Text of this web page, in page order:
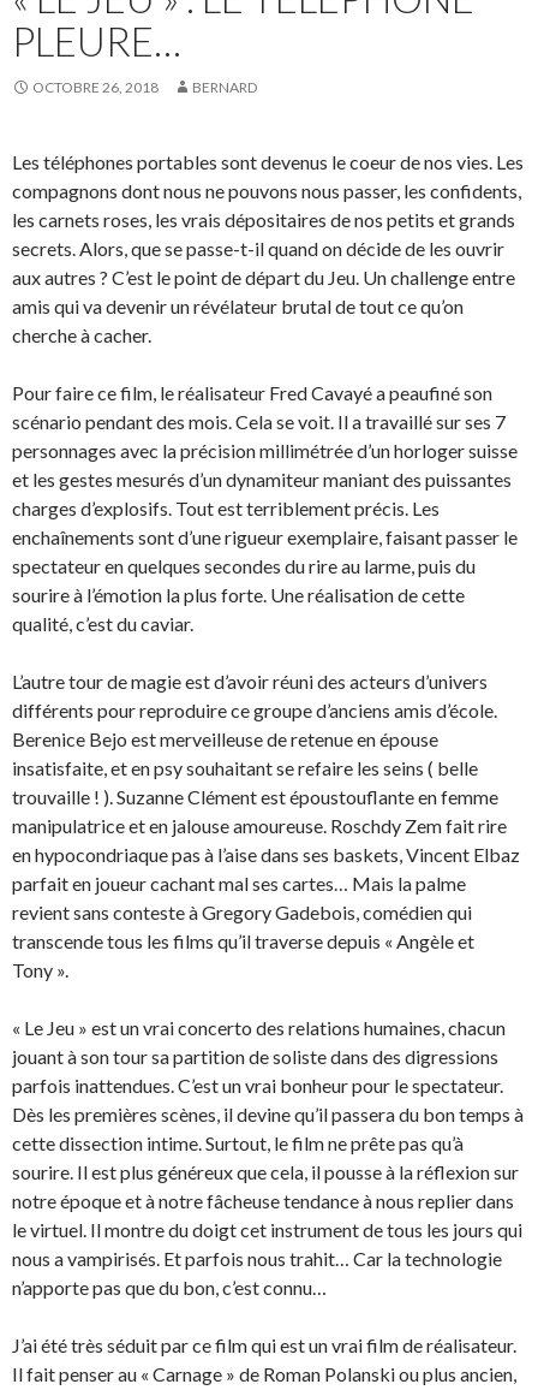
PLEURE…
OCTOBRE 26, 2018 BERNARD
Les téléphones portables sont devenus le coeur de nos vies. Les
compagnons dont nous ne pouvons nous passer, les confidents,
les carnets roses, les vrais dépositaires de nos petits et grands
secrets. Alors, que se passe-t-il quand on décide de les ouvrir
aux autres ? C’est le point de départ du Jeu. Un challenge entre
amis qui va devenir un révélateur brutal de tout ce qu’on
cherche à cacher.
Pour faire ce film, le réalisateur Fred Cavayé a peaufiné son
scénario pendant des mois. Cela se voit. Il a travaillé sur ses 7
personnages avec la précision millimétrée d’un horloger suisse
et les gestes mesurés d’un dynamiteur maniant des puissantes
charges d’explosifs. Tout est terriblement précis. Les
enchaînements sont d’une rigueur exemplaire, faisant passer le
spectateur en quelques secondes du rire au larme, puis du
sourire à l’émotion la plus forte. Une réalisation de cette
qualité, c’est du caviar.
L’autre tour de magie est d’avoir réuni des acteurs d’univers
différents pour reproduire ce groupe d’anciens amis d’école.
Berenice Bejo est merveilleuse de retenue en épouse
insatisfaite, et en psy souhaitant se refaire les seins ( belle
trouvaille ! ). Suzanne Clément est époustouflante en femme
manipulatrice et en jalouse amoureuse. Roschdy Zem fait rire
en hypocondriaque pas à l’aise dans ses baskets, Vincent Elbaz
parfait en joueur cachant mal ses cartes… Mais la palme
revient sans conteste à Gregory Gadebois, comédien qui
transcende tous les films qu’il traverse depuis « Angèle et
Tony ».
« Le Jeu » est un vrai concerto des relations humaines, chacun
jouant à son tour sa partition de soliste dans des digressions
parfois inattendues. C’est un vrai bonheur pour le spectateur.
Dès les premières scènes, il devine qu’il passera du bon temps à
cette dissection intime. Surtout, le film ne prête pas qu’à
sourire. Il est plus généreux que cela, il pousse à la réflexion sur
notre époque et à notre fâcheuse tendance à nous replier dans
le virtuel. Il montre du doigt cet instrument de tous les jours qui
nous a vampirisés. Et parfois nous trahit… Car la technologie
n’apporte pas que du bon, c’est connu…
J’ai été très séduit par ce film qui est un vrai film de réalisateur.
Il fait penser au « Carnage » de Roman Polanski ou plus ancien,